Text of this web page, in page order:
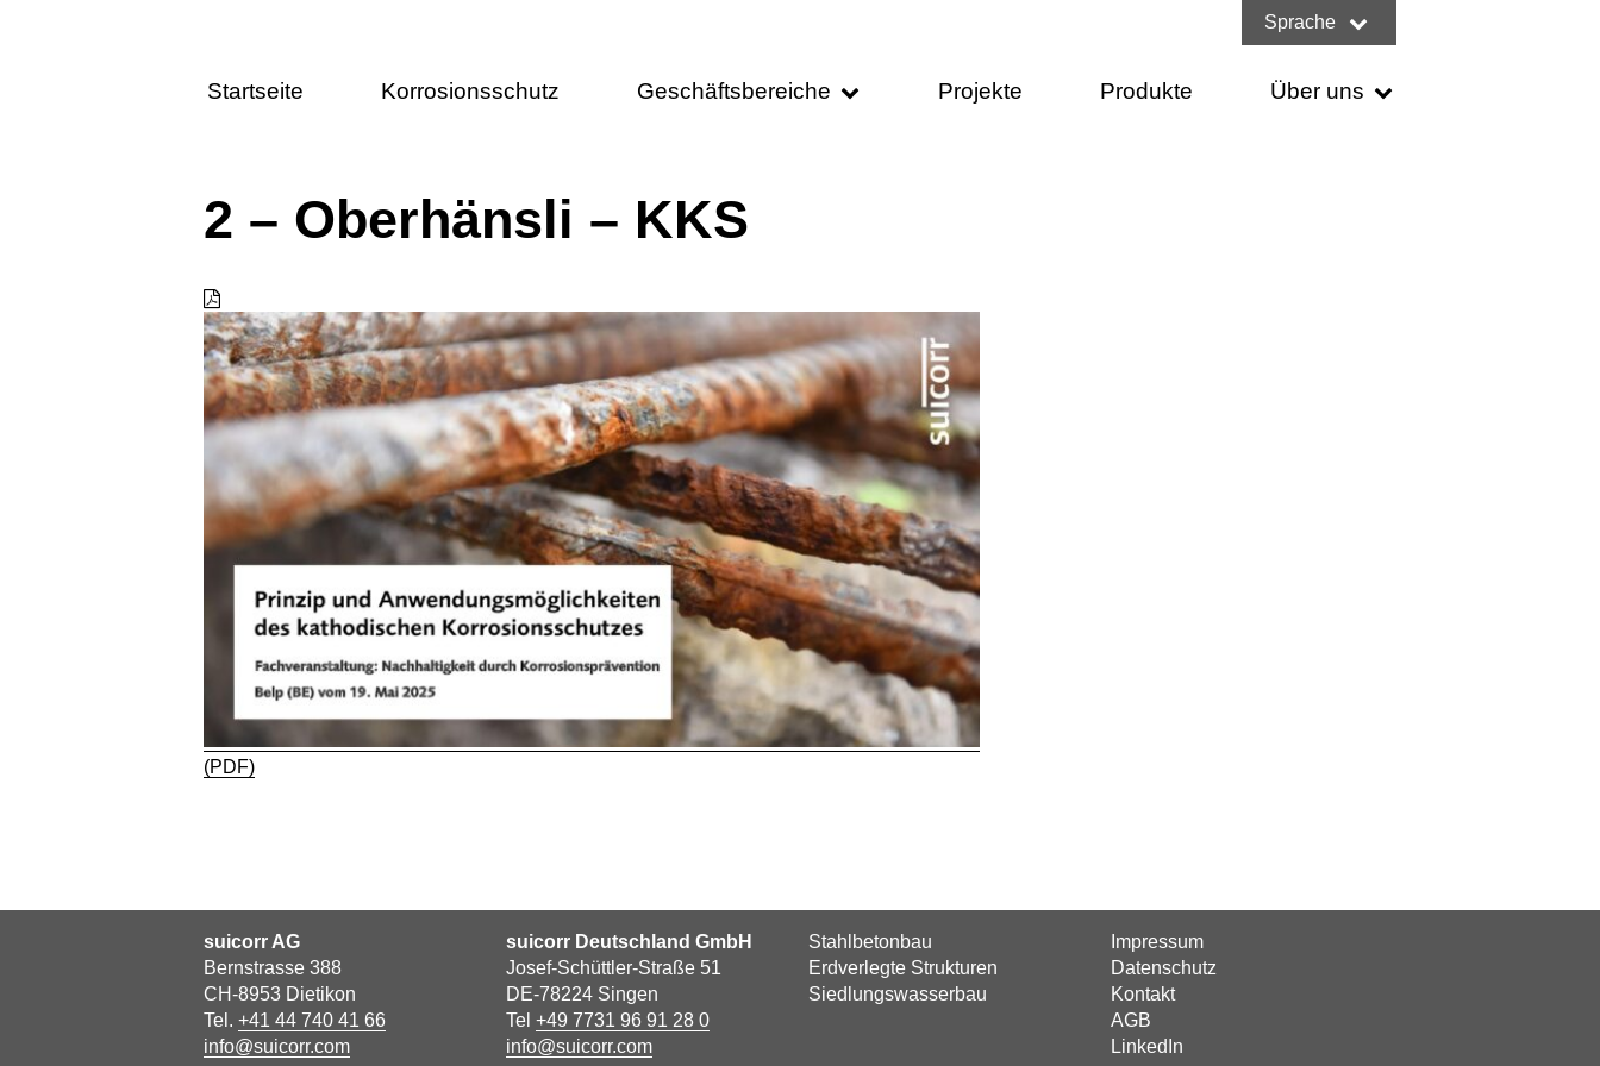
Sprache
Startseite Korrosionsschutz Geschäftsbereiche Projekte Produkte Über uns
2 – Oberhänsli – KKS
(PDF)
suicorr AG
Bernstrasse 388
CH-8953 Dietikon
Tel. +41 44 740 41 66
info@suicorr.com
suicorr Deutschland GmbH
Josef-Schüttler-Straße 51
DE-78224 Singen
Tel +49 7731 96 91 28 0
info@suicorr.com
Stahlbetonbau
Erdverlegte Strukturen
Siedlungswasserbau
Impressum
Datenschutz
Kontakt
AGB
LinkedIn